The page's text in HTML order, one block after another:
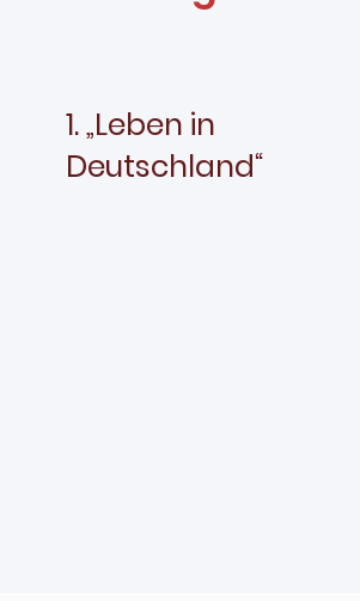
1. „Leben in
Deutschland“